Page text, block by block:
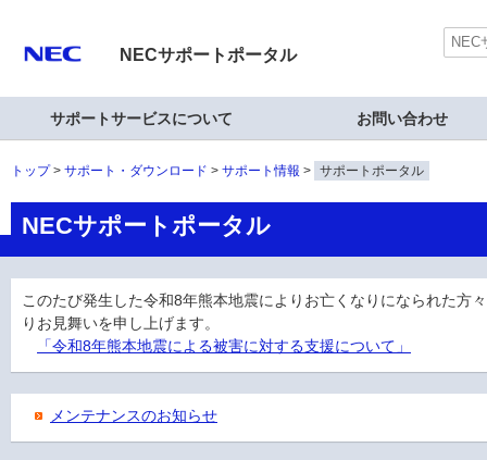
NECサポートポータル
サポートサービスについて お問い合わせ
トップ サポート・ダウンロード サポート情報 サポートポータル
NECサポートポータル
このたび発生した令和8年熊本地震によりお亡くなりになられた方
りお見舞いを申し上げます。
「令和8年熊本地震による被害に対する支援について」
メンテナンスのお知らせ